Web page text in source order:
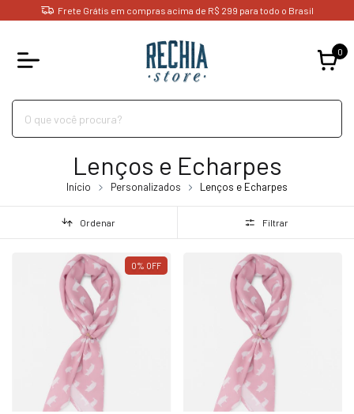
Frete Grátis em compras acima de R$ 299 para todo o Brasil
0
Lenços e Echarpes
Início Personalizados Lenços e Echarpes
Ordenar Filtrar
0% OFF